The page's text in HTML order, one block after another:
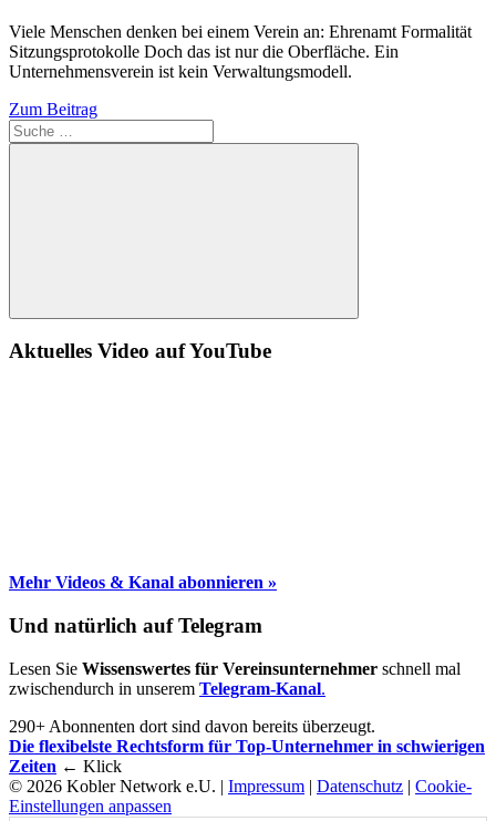
Viele Menschen denken bei einem Verein an: Ehrenamt Formalität
Sitzungsprotokolle Doch das ist nur die Oberfläche. Ein
Unternehmensverein ist kein Verwaltungsmodell.
Zum Beitrag
Suche
Aktuelles Video auf YouTube
Mehr Videos & Kanal abonnieren »
Und natürlich auf Telegram
Lesen Sie Wissenswertes für Vereinsunternehmer schnell mal
zwischendurch in unserem Telegram-Kanal.
290+ Abonnenten dort sind davon bereits überzeugt.
Die flexibelste Rechtsform für Top-Unternehmer in schwierigen
Zeiten ← Klick
© 2026 Kobler Network e.U. | Impressum | Datenschutz | Cookie-
Einstellungen anpassen